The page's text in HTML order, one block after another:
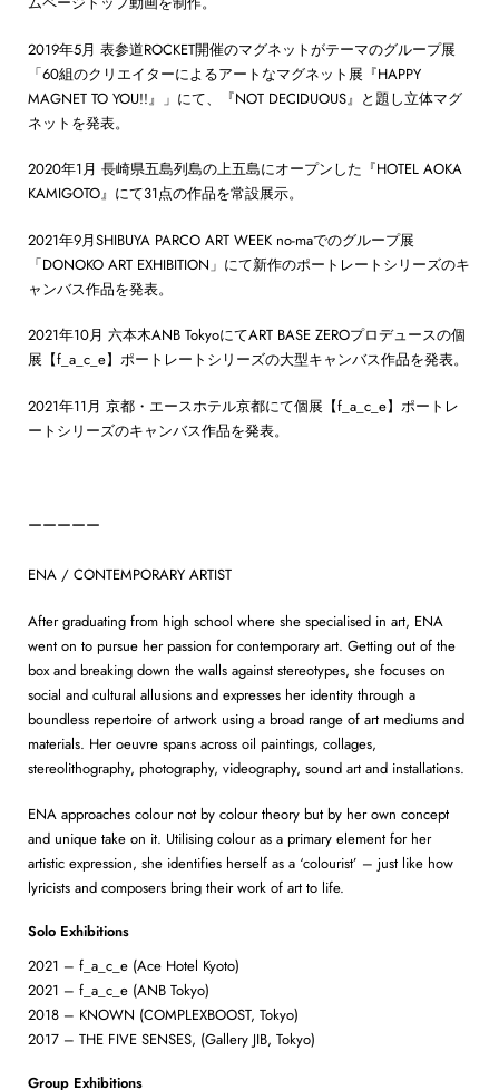
2019年5月 表参道ROCKET開催のマグネットがテーマのグループ展
「60組のクリエイターによるアートなマグネット展『HAPPY
MAGNET TO YOU!!』」にて、『NOT DECIDUOUS』と題し立体マグ
ネットを発表。
2020年1月 長崎県五島列島の上五島にオープンした『HOTEL AOKA
KAMIGOTO』にて31点の作品を常設展示。
2021年9月SHIBUYA PARCO ART WEEK no-maでのグループ展
「DONOKO ART EXHIBITION」にて新作のポートレートシリーズのキ
ャンバス作品を発表。
2021年10月 六本木ANB TokyoにてART BASE ZEROプロデュースの個
展【f_a_c_e】ポートレートシリーズの大型キャンバス作品を発表。
2021年11月 京都・エースホテル京都にて個展【f_a_c_e】ポートレ
ートシリーズのキャンバス作品を発表。
ーーーーー
ENA / CONTEMPORARY ARTIST
After graduating from high school where she specialised in art, ENA
went on to pursue her passion for contemporary art. Getting out of the
box and breaking down the walls against stereotypes, she focuses on
social and cultural allusions and expresses her identity through a
boundless repertoire of artwork using a broad range of art mediums and
materials. Her oeuvre spans across oil paintings, collages,
stereolithography, photography, videography, sound art and installations.
ENA approaches colour not by colour theory but by her own concept
and unique take on it. Utilising colour as a primary element for her
artistic expression, she identifies herself as a ‘colourist’ – just like how
lyricists and composers bring their work of art to life.
Solo Exhibitions
2021 – f_a_c_e (Ace Hotel Kyoto)
2021 – f_a_c_e (ANB Tokyo)
2018 – KNOWN (COMPLEXBOOST, Tokyo)
2017 – THE FIVE SENSES, (Gallery JIB, Tokyo)
Group Exhibitions